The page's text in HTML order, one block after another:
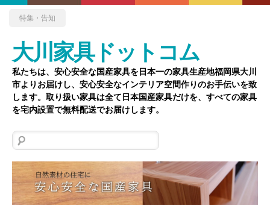
特集・告知
大川家具ドットコム
私たちは、安心安全な国産家具を日本一の家具生産地福岡県大川
市よりお届けし、安心安全なインテリア空間作りのお手伝いを致
します。取り扱い家具は全て日本国産家具だけを、すべての家具
を宅内設置で無料配送でお届けします。
検
索: